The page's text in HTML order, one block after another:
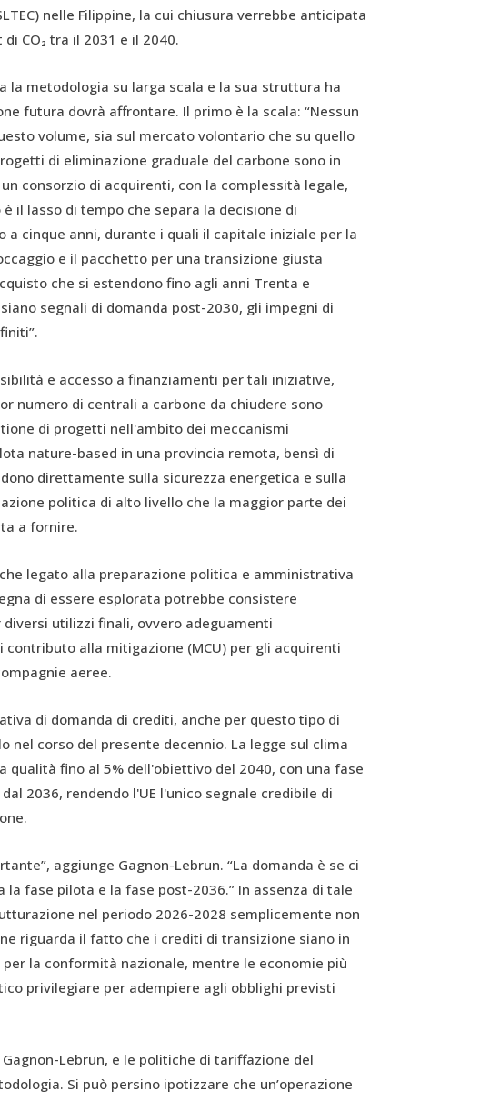
nelle Filippine, la cui chiusura verrebbe anticipata
CO₂ tra il 2031 e il 2040.
la metodologia su larga scala e la sua struttura ha
futura dovrà affrontare. Il primo è la scala: “Nessun
volume, sia sul mercato volontario che su quello
di eliminazione graduale del carbone sono in
consorzio di acquirenti, con la complessità legale,
il lasso di tempo che separa la decisione di
a cinque anni, durante i quali il capitale iniziale per la
e il pacchetto per una transizione giusta
che si estendono fino agli anni Trenta e
segnali di domanda post-2030, gli impegni di
e accesso a finanziamenti per tali iniziative,
numero di centrali a carbone da chiudere sono
di progetti nell'ambito dei meccanismi
nature-based in una provincia remota, bensì di
direttamente sulla sicurezza energetica e sulla
politica di alto livello che la maggior parte dei
a fornire.
legato alla preparazione politica e amministrativa
di essere esplorata potrebbe consistere
utilizzi finali, ovvero adeguamenti
alla mitigazione (MCU) per gli acquirenti
aeree.
di domanda di crediti, anche per questo tipo di
corso del presente decennio. La legge sul clima
fino al 5% dell'obiettivo del 2040, con una fase
2036, rendendo l'UE l'unico segnale credibile di
aggiunge Gagnon-Lebrun. “La domanda è se ci
fase pilota e la fase post-2036.” In assenza di tale
nel periodo 2026-2028 semplicemente non
riguarda il fatto che i crediti di transizione siano in
la conformità nazionale, mentre le economie più
privilegiare per adempiere agli obblighi previsti
Lebrun, e le politiche di tariffazione del
Si può persino ipotizzare che un’operazione